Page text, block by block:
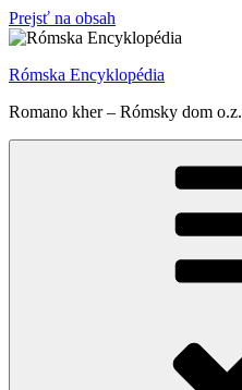
Prejsť na obsah
Rómska Encyklopédia
Romano kher – Rómsky dom o.z.